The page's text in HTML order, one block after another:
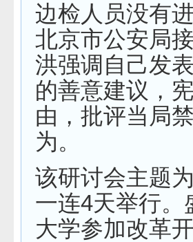
边检人员没有
北京市公安局
洪强调自己发
的善意建议，
由，批评当局
为。
该研讨会主题
一连4天举行。
大学参加改革